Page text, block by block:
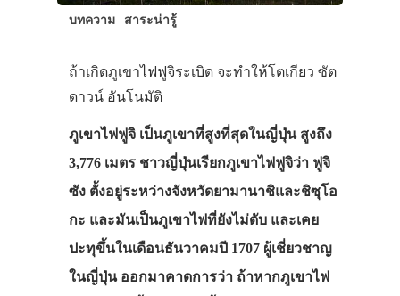
บทความ สาระน่ารู้
ถ้าเกิดภูเขาไฟฟูจิระเบิด จะทำให้โตเกียว ซัต
ดาวน์ อันโนมัติ
ภูเขาไฟฟูจิ เป็นภูเขาที่สูงที่สุดในญี่ปุ่น สูงถึง
3,776 เมตร ชาวญี่ปุ่นเรียกภูเขาไฟฟูจิว่า ฟูจิ
ซัง ตั้งอยู่ระหว่างจังหวัดยามานาชิและชิซุโอ
กะ และมันเป็นภูเขาไฟที่ยังไม่ดับ และเคย
ปะทุขึ้นในเดือนธันวาคมปี 1707 ผู้เชี่ยวชาญ
ในญี่ปุ่น ออกมาคาดการว่า ถ้าหากภูเขาไฟ